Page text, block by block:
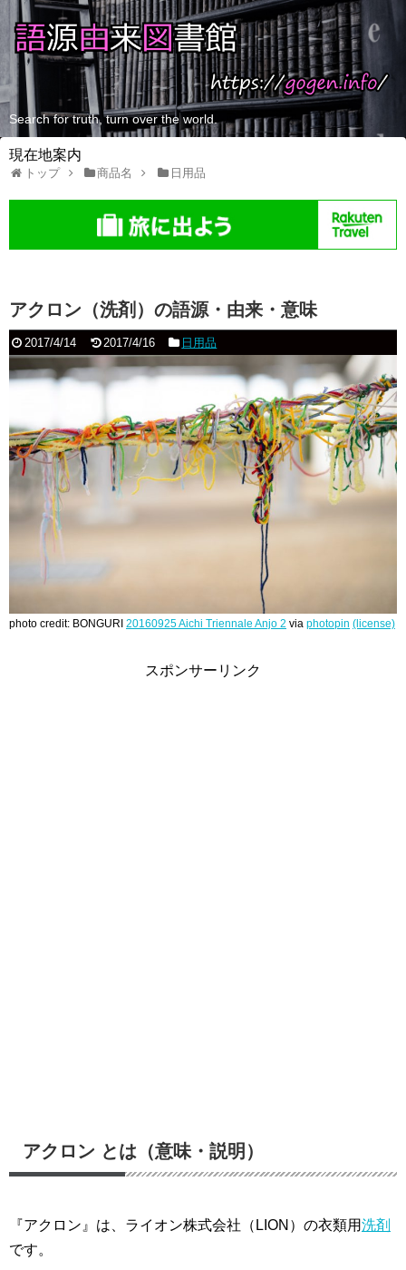
Search for truth, turn over the world.
現在地案内
トップ 商品名 日用品
アクロン（洗剤）の語源・由来・意味
2017/4/14 2017/4/16 日用品
photo credit: BONGURI 20160925 Aichi Triennale Anjo 2 via photopin (license)
スポンサーリンク
アクロン とは（意味・説明）
『アクロン』は、ライオン株式会社（LION）の衣類用洗剤
です。